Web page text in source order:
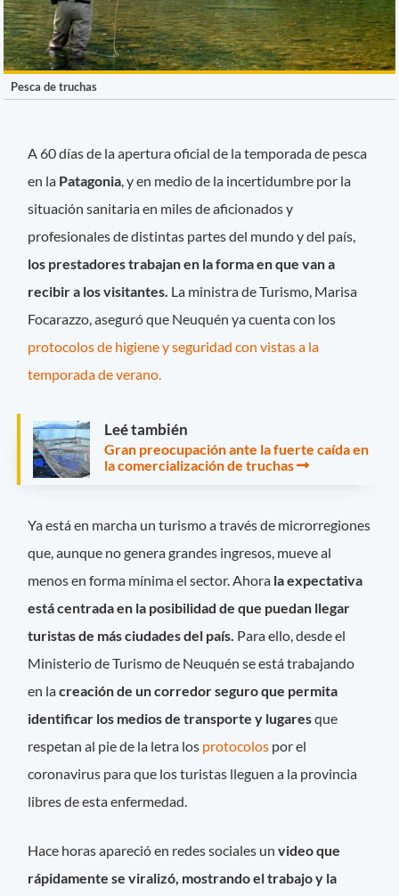
Pesca de truchas
A 60 días de la apertura oficial de la temporada de pesca
en la Patagonia , y en medio de la incertidumbre por la
situación sanitaria en miles de aficionados y
profesionales de distintas partes del mundo y del país,
los prestadores trabajan en la forma en que van a
recibir a los visitantes. La ministra de Turismo, Marisa
Focarazzo, aseguró que Neuquén ya cuenta con los
protocolos de higiene y seguridad con vistas a la
temporada de verano.
Leé también
Gran preocupación ante la fuerte caída en
la comercialización de truchas
Ya está en marcha un turismo a través de microrregiones
que, aunque no genera grandes ingresos, mueve al
menos en forma mínima el sector. Ahora la expectativa
está centrada en la posibilidad de que puedan llegar
turistas de más ciudades del país. Para ello, desde el
Ministerio de Turismo de Neuquén se está trabajando
en lacreación de un corredor seguro que permita
identificar los medios de transporte y lugaresque
respetan al pie de la letra los protocolos por el
coronavirus para que los turistas lleguen a la provincia
libres de esta enfermedad.
Hace horas apareció en redes sociales unvideo que
rápidamente se viralizó, mostrando el trabajo y la